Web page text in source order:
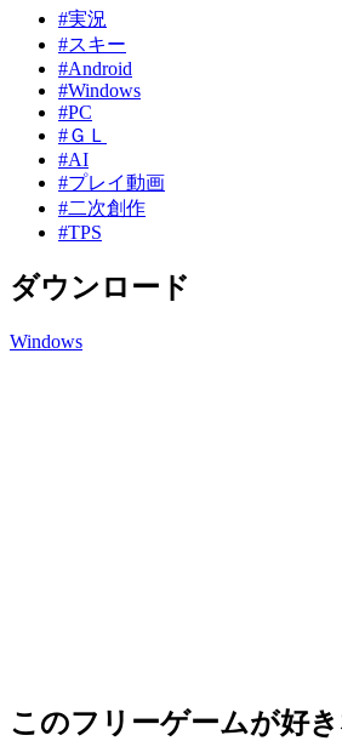
#実況
#スキー
#Android
#Windows
#PC
#ＧＬ
#AI
#プレイ動画
#二次創作
#TPS
ダウンロード
Windows
このフリーゲームが好